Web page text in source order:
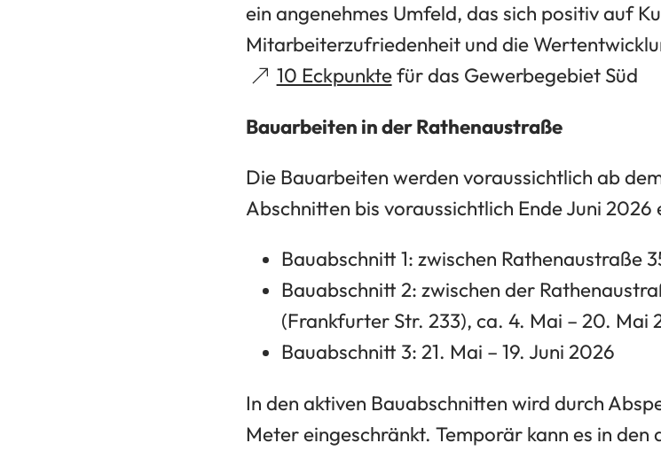
ein angenehmes Umfeld, das sich positiv auf
Mitarbeiterzufriedenheit und die
10 Eckpunktefür das Gewerbegebiet Süd
Bauarbeiten in der Rathenaustraße
Die Bauarbeiten werden voraussichtlich ab
Abschnitten bis voraussichtlich Ende Juni 2026
Bauabschnitt 1: zwischen Rathenaustraße
Bauabschnitt 2: zwischen der
(Frankfurter Str. 233), ca. 4. Mai – 20. Mai
Bauabschnitt 3: 21. Mai – 19. Juni 2026
In den aktiven Bauabschnitten wird durch
Meter eingeschränkt. Temporär kann es in